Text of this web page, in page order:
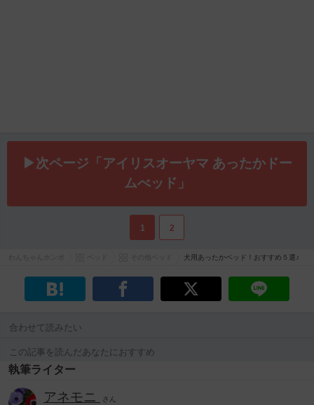
▶次ページ「アイリスオーヤマ あったかドー
ムべッド」
1 2
その他ベッド 犬用あったかベッド！おすすめ５選♪
合わせて読みたい
この記事を読んだあなたにおすすめ
執筆ライター
アネモニ さん